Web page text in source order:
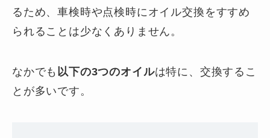
るため、車検時や点検時にオイル交換をすすめ
られることは少なくありません。
なかでも 以下の3つのオイルは特に、交換するこ
とが多いです。